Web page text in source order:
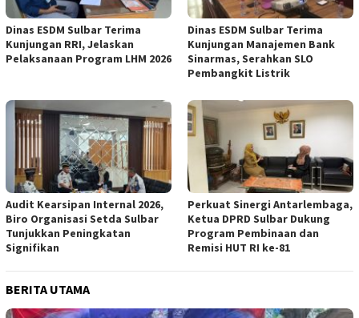
Dinas ESDM Sulbar Terima
Kunjungan RRI, Jelaskan
Pelaksanaan Program LHM 2026
Dinas ESDM Sulbar Terima
Kunjungan Manajemen Bank
Sinarmas, Serahkan SLO
Pembangkit Listrik
Audit Kearsipan Internal 2026,
Biro Organisasi Setda Sulbar
Tunjukkan Peningkatan
Signifikan
Perkuat Sinergi Antarlembaga,
Ketua DPRD Sulbar Dukung
Program Pembinaan dan
Remisi HUT RI ke-81
BERITA UTAMA